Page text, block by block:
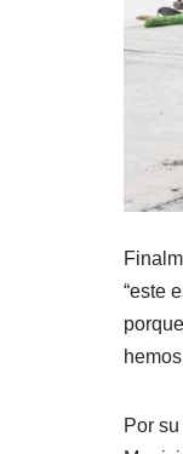
“este
Por